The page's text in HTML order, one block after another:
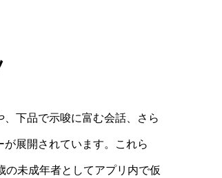
下品で示唆に富む会話、さら
展開されています。これら
の未成年者としてアプリ内で仮